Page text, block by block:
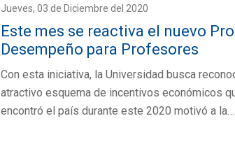
Jueves, 03 de Diciembre del 2020
Este mes se reactiva el nuevo
Desempeño para Profesores
Con esta iniciativa, la Universidad busca
atractivo esquema de incentivos económicos
encontró el país durante este 2020 motivó a la…